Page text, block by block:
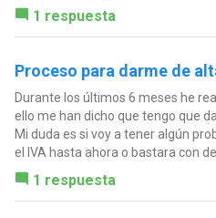
1 respuesta
Proceso para darme de
Durante los últimos 6 meses he
ello me han dicho que tengo que
Mi duda es si voy a tener algún
el IVA hasta ahora o bastara con
1 respuesta